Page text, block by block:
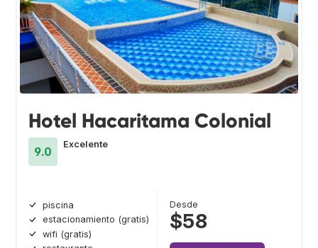
Hotel Hacaritama Colonial
9.0
Excelente
piscina
estacionamiento (gratis)
wifi (gratis)
Desde
$58